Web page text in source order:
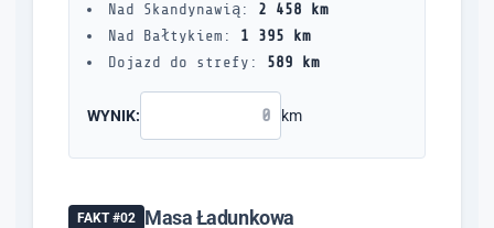
Nad Skandynawią: 2 458 km
Nad Bałtykiem: 1 395 km
Dojazd do strefy: 589 km
WYNIK: km
FAKT #02 Masa Ładunkowa